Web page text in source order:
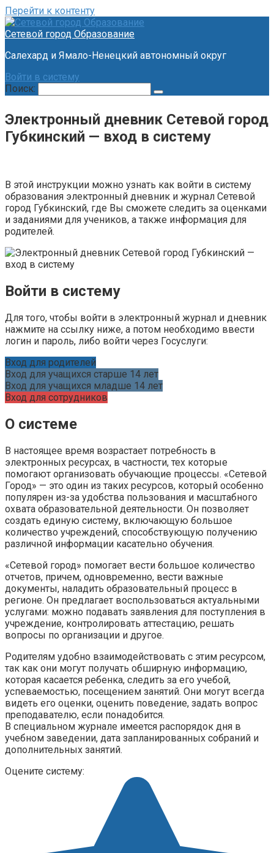
Перейти к контенту
Сетевой город Образование
Салехард и Ямало-Ненецкий автономный округ
Войти в систему
Поиск:
Электронный дневник Сетевой город
Губкинский — вход в систему
В этой инструкции можно узнать как войти в систему
образования электронный дневник и журнал Сетевой
город Губкинский, где Вы сможете следить за оценками
и заданиями для учеников, а также информация для
родителей.
Войти в систему
Для того, чтобы войти в электронный журнал и дневник
нажмите на ссылку ниже, а потом необходимо ввести
логин и пароль, либо войти через Госуслуги:
Вход для родителей
Вход для учащихся старше 14 лет
Вход для учащихся младше 14 лет
Вход для сотрудников
О системе
В настоящее время возрастает потребность в
электронных ресурсах, в частности, тех которые
помогают организовать обучающие процессы. «Сетевой
Город» — это один из таких ресурсов, который особенно
популярен из-за удобства пользования и масштабного
охвата образовательной деятельности. Он позволяет
создать единую систему, включающую большое
количество учреждений, способствующую получению
различной информации касательно обучения.
«Сетевой город» помогает вести большое количество
отчетов, причем, одновременно, вести важные
документы, наладить образовательный процесс в
регионе. Он предлагает воспользоваться актуальными
услугами: можно подавать заявления для поступления в
учреждение, контролировать аттестацию, решать
вопросы по организации и другое.
Родителям удобно взаимодействовать с этим ресурсом,
так как они могут получать обширную информацию,
которая касается ребенка, следить за его учебой,
успеваемостью, посещением занятий. Они могут всегда
видеть его оценки, оценить поведение, задать вопрос
преподавателю, если понадобится.
В специальном журнале имеется распорядок дня в
учебном заведении, дата запланированных собраний и
дополнительных занятий.
Оцените систему: